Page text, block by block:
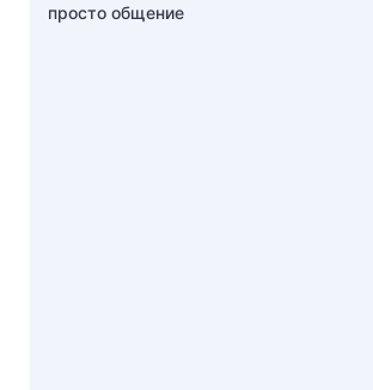
просто общение